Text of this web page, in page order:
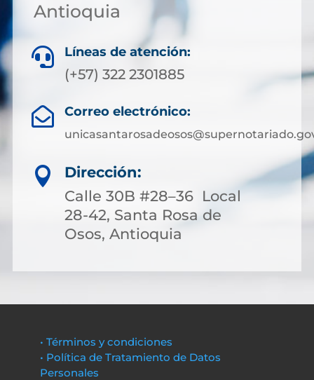
Antioquia
 Líneas de atención:
(+57) 322 2301885
 Correo electrónico:

Dirección:
Calle 30B #28–36 Local
28-42, Santa Rosa de
Osos, Antioquia
• Términos y condiciones
• Política de Tratamiento de Datos
Personales